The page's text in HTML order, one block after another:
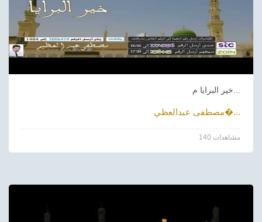
مصطفى عبدالعظي�...
140 مشاهدات